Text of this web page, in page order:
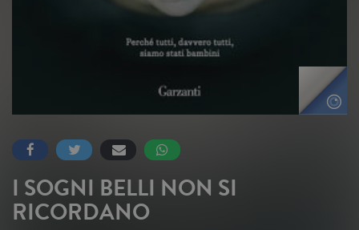
I SOGNI BELLI NON SI
RICORDANO